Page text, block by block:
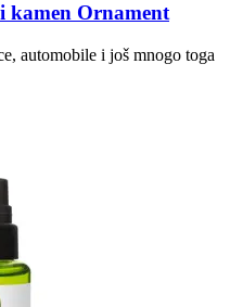
Ornament
automobile i još mnogo toga